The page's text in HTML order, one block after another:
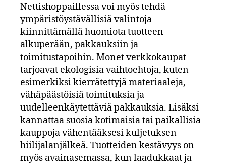
Nettishoppaillessa voi myös tehdä
ympäristöystävällisiä valintoja
kiinnittämällä huomiota tuotteen
alkuperään, pakkauksiin ja
toimitustapoihin. Monet verkkokaupat
tarjoavat ekologisia vaihtoehtoja, kuten
esimerkiksi kierrätettyjä materiaaleja,
vähäpäästöisiä toimituksia ja
uudelleenkäytettäviä pakkauksia. Lisäksi
kannattaa suosia kotimaisia tai paikallisia
kauppoja vähentääksesi kuljetuksen
hiilijalanjälkeä. Tuotteiden kestävyys on
myös avainasemassa, kun laadukkaat ja